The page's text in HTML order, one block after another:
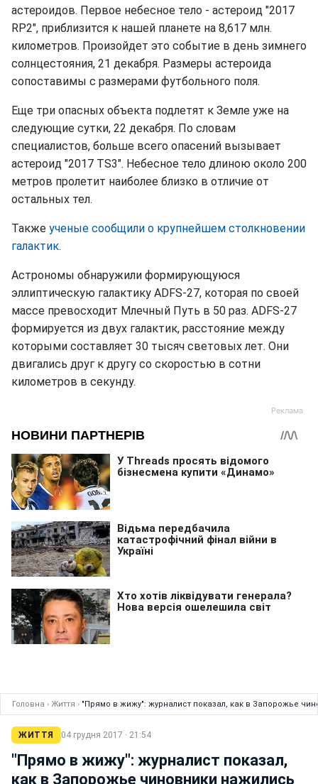
астероидов. Первое небесное тело - астероид "2017
RP2", приблизится к нашей планете на 8,617 млн.
километров. Произойдет это событие в день зимнего
солнцестояния, 21 декабря. Размеры астероида
сопоставимы с размерами футбольного поля.
Еще три опасных объекта подлетят к Земле уже на
следующие сутки, 22 декабря. По словам
специалистов, больше всего опасений вызывает
астероид "2017 TS3". Небесное тело длиною около 200
метров пролетит наиболее близко в отличие от
остальных тел.
Также ученые сообщили о крупнейшем столкновении
галактик.
Астрономы обнаружили формирующуюся
эллиптическую галактику ADFS-27, которая по своей
массе превосходит Млечный Путь в 50 раз. ADFS-27
формируется из двух галактик, расстояние между
которыми составляет 30 тысяч световых лет. Они
двигались друг к другу со скоростью в сотни
километров в секунду.
Головна › Життя › "Прямо в жижу": журналист показал, как в Запорожье
ЖИТТЯ 04 грудня 2017 · 21:54
"Прямо в жижу": журналист показал,
как в Запорожье чиновники нажились